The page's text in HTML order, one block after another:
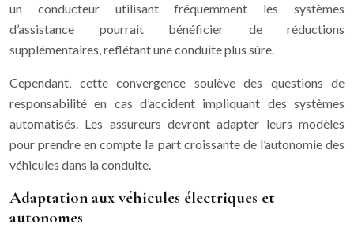
un conducteur utilisant fréquemment les systèmes
d’assistance pourrait bénéficier de réductions
supplémentaires, reflétant une conduite plus sûre.
Cependant, cette convergence soulève des questions de
responsabilité en cas d’accident impliquant des systèmes
automatisés. Les assureurs devront adapter leurs modèles
pour prendre en compte la part croissante de l’autonomie des
véhicules dans la conduite.
Adaptation aux véhicules électriques et
autonomes